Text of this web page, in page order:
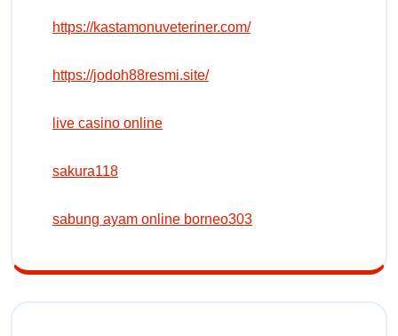
https://kastamonuveteriner.com/
https://jodoh88resmi.site/
live casino online
sakura118
sabung ayam online borneo303